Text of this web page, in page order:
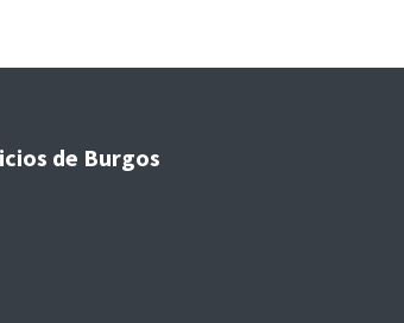
de Burgos